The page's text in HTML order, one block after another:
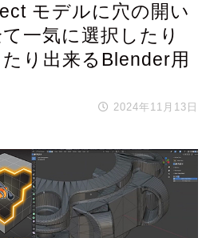
モデルに穴の開い
一気に選択したり
り出来るBlender用
2024年11月13日